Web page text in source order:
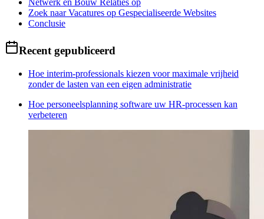
Netwerk en Bouw Relaties op
Zoek naar Vacatures op Gespecialiseerde Websites
Conclusie
Recent gepubliceerd
Hoe interim-professionals kiezen voor maximale vrijheid
zonder de lasten van een eigen administratie
Hoe personeelsplanning software uw HR-processen kan
verbeteren